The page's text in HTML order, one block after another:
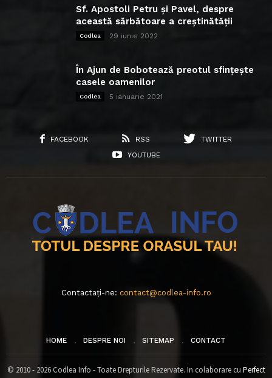
Sf. Apostoli Petru și Pavel, despre
această sărbătoare a creștinătății
Codlea 29 iunie 2022
În Ajun de Bobotează preotul sfințește
casele oamenilor
Codlea 5 ianuarie 2021
FACEBOOK RSS
TWITTER
YOUTUBE
Contactați-ne: contact@codlea-info.ro
HOME DESPRE NOI SITEMAP CONTACT
© 2010 - 2026 Codlea Info - Toate Drepturile Rezervate. In colaborare cu Perfect